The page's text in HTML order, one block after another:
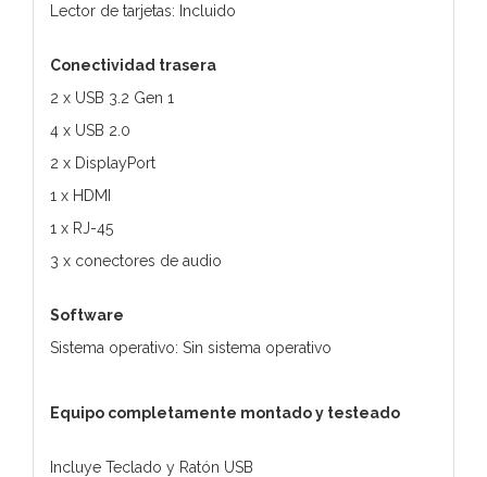
Lector de tarjetas: Incluido
Conectividad trasera
2 x USB 3.2 Gen 1
4 x USB 2.0
2 x DisplayPort
1 x HDMI
1 x RJ-45
3 x conectores de audio
Software
Sistema operativo: Sin sistema operativo
Equipo completamente montado y testeado
Incluye Teclado y Ratón USB